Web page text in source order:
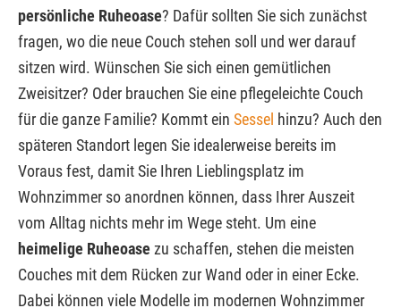
persönliche Ruheoase? Dafür sollten Sie sich zunächst
fragen, wo die neue Couch stehen soll und wer darauf
sitzen wird. Wünschen Sie sich einen gemütlichen
Zweisitzer? Oder brauchen Sie eine pflegeleichte Couch
für die ganze Familie? Kommt ein Sessel hinzu? Auch den
späteren Standort legen Sie idealerweise bereits im
Voraus fest, damit Sie Ihren Lieblingsplatz im
Wohnzimmer so anordnen können, dass Ihrer Auszeit
vom Alltag nichts mehr im Wege steht. Um eine
heimelige Ruheoase zu schaffen, stehen die meisten
Couches mit dem Rücken zur Wand oder in einer Ecke.
Dabei können viele Modelle im modernen Wohnzimmer